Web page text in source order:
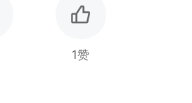
1赞